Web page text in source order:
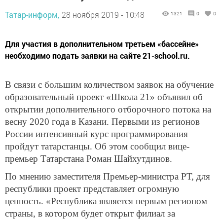
Татар-информ, 28 ноября 2019 - 10:48 1321 0 0
Для участия в дополнительном третьем «бассейне»
необходимо подать заявки на сайте 21-school.ru.
В связи с большим количеством заявок на обучение
образовательный проект «Школа 21» объявил об
открытии дополнительного отборочного потока на
весну 2020 года в Казани. Первыми из регионов
России интенсивный курс программирования
пройдут татарстанцы. Об этом сообщил вице-
премьер Татарстана Роман Шайхутдинов.
По мнению заместителя Премьер-министра РТ, для
республики проект представляет огромную
ценность. «Республика является первым регионом
страны, в котором будет открыт филиал за